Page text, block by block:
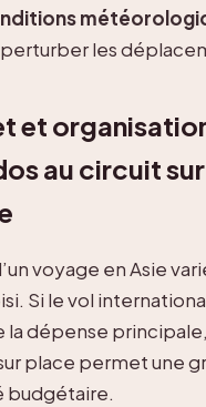
les
et
au circuit sur
voyage en Asie
Si le vol
la dépense
place permet une
budgétaire.